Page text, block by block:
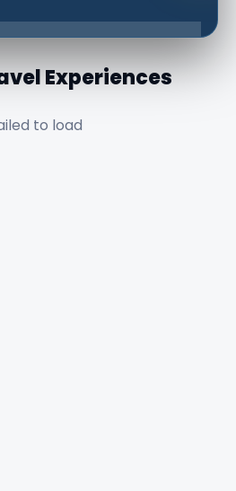
Experiences
to load